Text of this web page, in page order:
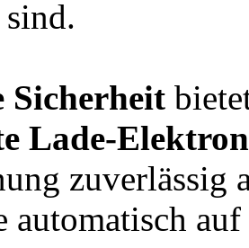
Sicherheit
Lade-
zuverlässig
automatisch auf